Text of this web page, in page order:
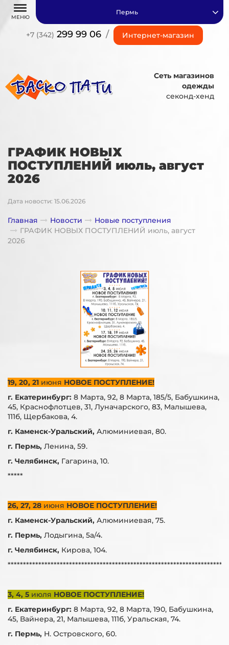
МЕНЮ
+7 (342) 299 99 06 / Интернет-магазин
Пермь
Сеть магазинов
одежды
секонд-хенд
ГРАФИК НОВЫХ
ПОСТУПЛЕНИЙ июль, август
2026
Дата новости: 15.06.2026
Главная Новости
Новые поступления
ГРАФИК НОВЫХ ПОСТУПЛЕНИЙ июль, август
2026
19, 20, 21 июня НОВОЕ ПОСТУПЛЕНИЕ!
г. Екатеринбург: 8 Марта, 92, 8 Марта, 185/5, Бабушкина,
45, Краснофлотцев, 31, Луначарского, 83, Малышева,
111б, Щербакова, 4.
г. Каменск-Уральский, Алюминиевая, 80.
г. Пермь, Ленина, 59.
г. Челябинск, Гагарина, 10.
*****
26, 27, 28 июня НОВОЕ ПОСТУПЛЕНИЕ!
г. Каменск-Уральский, Алюминиевая, 75.
г. Пермь, Лодыгина, 5а/4.
г. Челябинск, Кирова, 104.
***********************************************************************
3, 4, 5 июля НОВОЕ ПОСТУПЛЕНИЕ!
г. Екатеринбург: 8 Марта, 92, 8 Марта, 190, Бабушкина,
45, Вайнера, 21, Малышева, 111б, Уральская, 74.
г. Пермь, Н. Островского, 60.